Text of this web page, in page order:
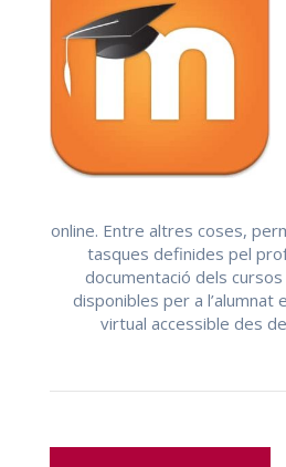
online. Entre altres coses,
tasques definides pel
documentació dels
disponibles per a l’alumnat
virtual accessible des